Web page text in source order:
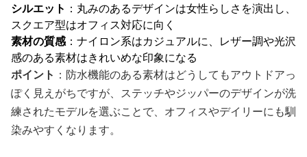
シルエット ：丸みのあるデザインは女性らしさを演出し、
スクエア型はオフィス対応に向く
素材の質感：ナイロン系はカジュアルに、レザー調や光沢
感のある素材はきれいめな印象になる
ポイント ：防水機能のある素材はどうしてもアウトドアっ
ぽく見えがちですが、ステッチやジッパーのデザインが洗
練されたモデルを選ぶことで、オフィスやデイリーにも馴
染みやすくなります。